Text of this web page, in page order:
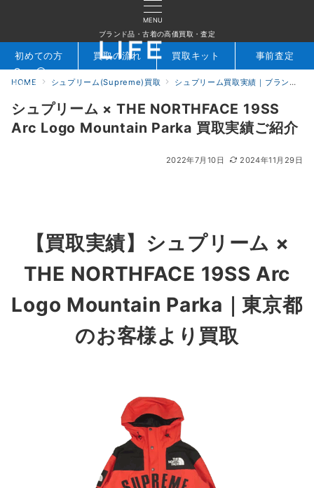
MENU
ブランド品・古着の高価買取・査定
検索 お問合せ
初めての方 買取の流れ 買取キット 事前査定
HOME シュプリーム(Supreme)買取 シュプリーム買取実績｜ブランド専門店LIFE
シュプリーム × THE NORTHFACE 19SS
Arc Logo Mountain Parka 買取実績ご紹介
2022年7月10日 2024年11月29日
【買取実績】シュプリーム ×
THE NORTHFACE 19SS Arc
Logo Mountain Parka ｜東京都
のお客様より買取